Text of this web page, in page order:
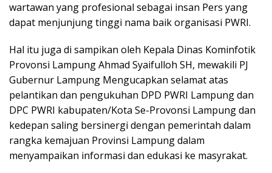
wartawan yang profesional sebagai insan Pers yang
dapat menjunjung tinggi nama baik organisasi PWRI.
Hal itu juga di sampikan oleh Kepala Dinas Kominfotik
Provonsi Lampung Ahmad Syaifulloh SH, mewakili PJ
Gubernur Lampung Mengucapkan selamat atas
pelantikan dan pengukuhan DPD PWRI Lampung dan
DPC PWRI kabupaten/Kota Se-Provonsi Lampung dan
kedepan saling bersinergi dengan pemerintah dalam
rangka kemajuan Provinsi Lampung dalam
menyampaikan informasi dan edukasi ke masyrakat.